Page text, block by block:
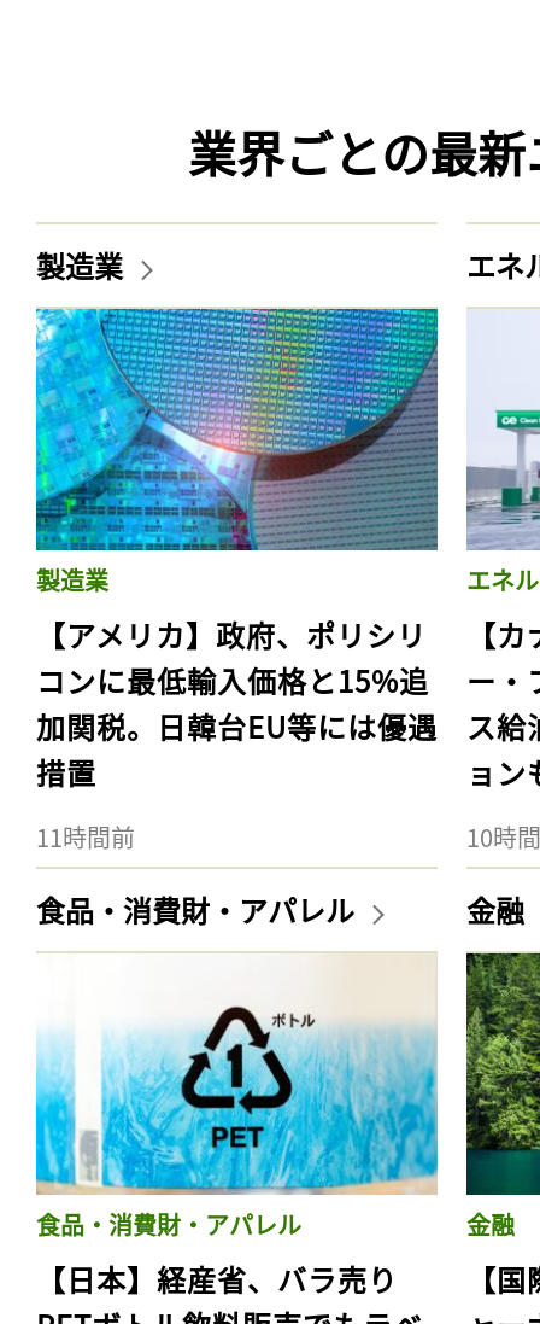
業界ごとの最
製造業
製造業
【アメリカ】政府、ポリシリ
コンに最低輸入価格と15%追
加関税。日韓台EU等には優遇
措置
11時間前
エネ
エネ
【
ー・
ス給
ョン
10時
食品・消費財・アパレル
食品・消費財・アパレル
【日本】経産省、バラ売り
金融
金融
【